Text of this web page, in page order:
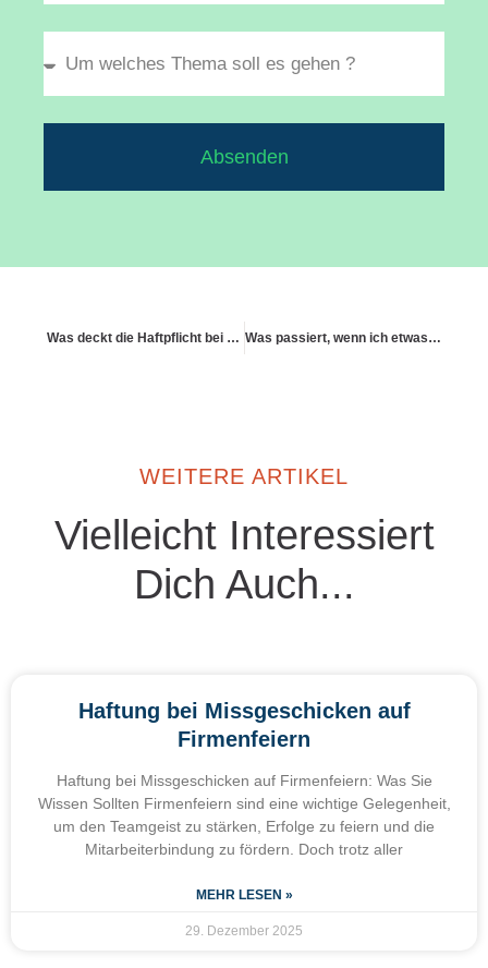
Absenden
Was deckt die Haftpflicht bei einem Unfall mit einem geliehenen E-Scooter? Was passiert, wenn ich etwas verliere, das mir geliehen wurde?
WEITERE ARTIKEL
Vielleicht Interessiert
Dich Auch...
Haftung bei Missgeschicken auf
Firmenfeiern
Haftung bei Missgeschicken auf Firmenfeiern: Was Sie
Wissen Sollten Firmenfeiern sind eine wichtige Gelegenheit,
um den Teamgeist zu stärken, Erfolge zu feiern und die
Mitarbeiterbindung zu fördern. Doch trotz aller
MEHR LESEN »
29. Dezember 2025